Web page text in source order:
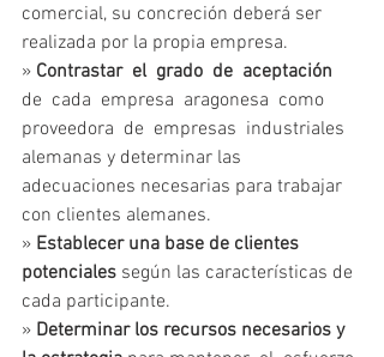
comercial, su concreción deberá ser
realizada por la propia empresa.
» Contrastar  el  grado  de  aceptación
de  cada  empresa  aragonesa  como
proveedora  de  empresas  industriales
alemanas y determinar las
adecuaciones necesarias para trabajar
con clientes alemanes.
» Establecer una base de clientes
potenciales según las características de
cada participante.
» Determinar los recursos necesarios y